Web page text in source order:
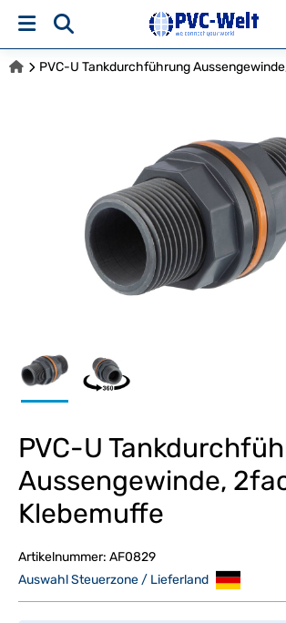
PVC-U Tankdurchführung
PVC-U
Aussengewinde,
Klebemuffe
Artikelnummer: AF0829
Auswahl Steuerzone / Lieferland